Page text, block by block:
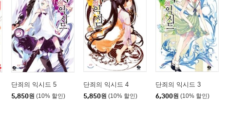
단죄의 익시드 5
5,850원 (10% 할인)
단죄의 익시드 4
5,850원 (10% 할인)
단죄의 익시드 3
6,300원 (10% 할인)